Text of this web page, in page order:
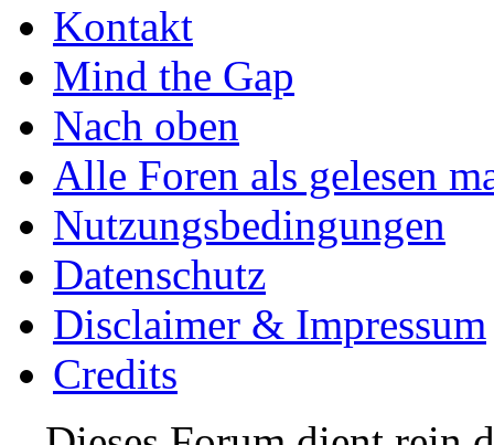
Kontakt
Mind the Gap
Nach oben
Alle Foren als gelesen
Nutzungsbedingungen
Datenschutz
Disclaimer & Impressum
Credits